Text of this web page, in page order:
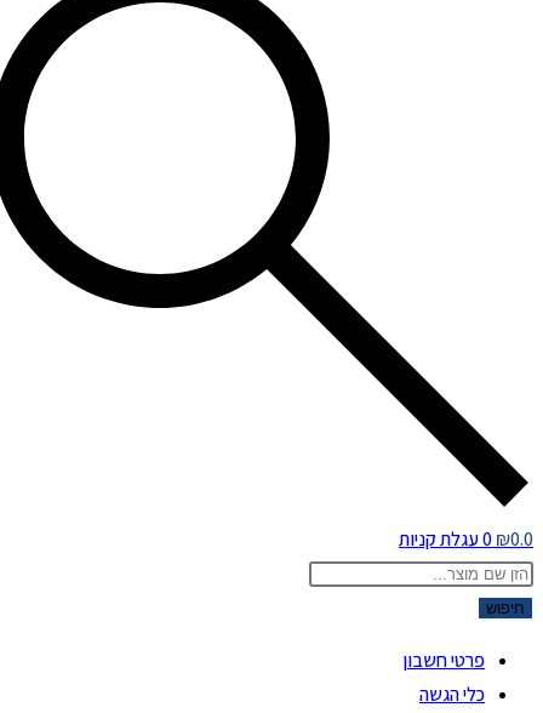
₪0.0
0 עגלת קניות
Products
search
חיפוש
פרטי חשבון
כלי הגשה